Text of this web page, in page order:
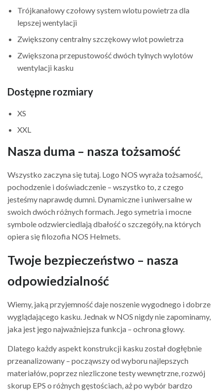
Trójkanałowy czołowy system wlotu powietrza dla
lepszej wentylacji
Zwiększony centralny szczękowy wlot powietrza
Zwiększona przepustowość dwóch tylnych wylotów
wentylacji kasku
Dostępne rozmiary
XS
XXL
Nasza duma – nasza tożsamość
Wszystko zaczyna się tutaj. Logo NOS wyraża tożsamość,
pochodzenie i doświadczenie – wszystko to, z czego
jesteśmy naprawdę dumni. Dynamiczne i uniwersalne w
swoich dwóch różnych formach. Jego symetria i mocne
symbole odzwierciedlają dbałość o szczegóły, na których
opiera się filozofia NOS Helmets.
Twoje bezpieczeństwo – nasza
odpowiedzialność
Wiemy, jaką przyjemność daje noszenie wygodnego i dobrze
wyglądającego kasku. Jednak w NOS nigdy nie zapominamy,
jaka jest jego najważniejsza funkcja – ochrona głowy.
Dlatego każdy aspekt konstrukcji kasku został dogłębnie
przeanalizowany – począwszy od wyboru najlepszych
materiałów, poprzez niezliczone testy wewnętrzne, rozwój
skorup EPS o różnych gęstościach, aż po wybór bardzo